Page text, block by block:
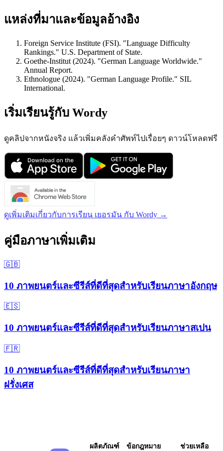
แหล่งที่มาและข้อมูลอ้างอิง
Foreign Service Institute (FSI). "Language Difficulty
Rankings." U.S. Department of State.
Goethe-Institut (2024). "German Language Worldwide."
Annual Report.
Ethnologue (2024). "German Language Profile." SIL
International.
เริ่มเรียนรู้กับ Wordy
ดูคลิปจากหนังจริง แล้วเพิ่มคลังคำศัพท์ไปเรื่อยๆ ดาวน์โหลดฟรี
ดูเพิ่มเติมเกี่ยวกับการเรียน เยอรมัน กับ Wordy →
คู่มือภาษาเพิ่มเติม
🇬🇧
10 ภาพยนตร์และซีรีส์ที่ดีที่สุดสำหรับเรียนภาษาอังกฤษ
🇪🇸
10 ภาพยนตร์และซีรีส์ที่ดีที่สุดสำหรับเรียนภาษาสเปน
🇫🇷
10 ภาพยนตร์และซีรีส์ที่ดีที่สุดสำหรับเรียนภาษา
ฝรั่งเศส
ผลิตภัณฑ์ ข้อกฎหมาย ช่วยเหลือ